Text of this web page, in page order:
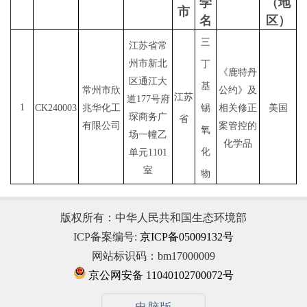
市
学
名
（地
区）
1 CK240003
常州市欣
兆华化工
有限公司
江苏省常
州市新北
区通江大
道177号府
琛商务广
场一幢乙
单元1101
室
江苏
省
三
丁
基
锡
氧
化
物
《鹿特丹
公约》及
相关修正
案管控的
化学品
美国
版权所有：中华人民共和国生态环境部
ICP备案编号: 京ICP备05009132号
网站标识码：bm17000009
京公网安备 11040102700072号